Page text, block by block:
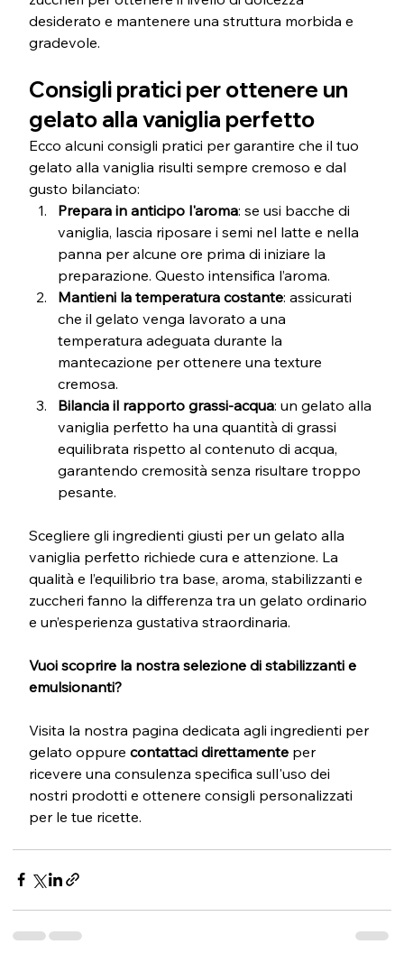
desiderato e mantenere una struttura morbida e
gradevole.
Consigli pratici per ottenere un
gelato alla vaniglia perfetto
Ecco alcuni consigli pratici per garantire che il tuo
gelato alla vaniglia risulti sempre cremoso e dal
gusto bilanciato:
Prepara in anticipo l'aroma: se usi bacche di
vaniglia, lascia riposare i semi nel latte e nella
panna per alcune ore prima di iniziare la
preparazione. Questo intensifica l’aroma.
Mantieni la temperatura costante: assicurati
che il gelato venga lavorato a una
temperatura adeguata durante la
mantecazione per ottenere una texture
cremosa.
Bilancia il rapporto grassi-acqua: un gelato alla
vaniglia perfetto ha una quantità di grassi
equilibrata rispetto al contenuto di acqua,
garantendo cremosità senza risultare troppo
pesante.
Scegliere gli ingredienti giusti per un gelato alla
vaniglia perfetto richiede cura e attenzione. La
qualità e l’equilibrio tra base, aroma, stabilizzanti e
zuccheri fanno la differenza tra un gelato ordinario
e un’esperienza gustativa straordinaria.
Vuoi scoprire la nostra selezione di stabilizzanti e
emulsionanti?
Visita la nostra pagina dedicata agli ingredienti per
gelato oppure contattaci direttamente per
ricevere una consulenza specifica sull'uso dei
nostri prodotti e ottenere consigli personalizzati
per le tue ricette.